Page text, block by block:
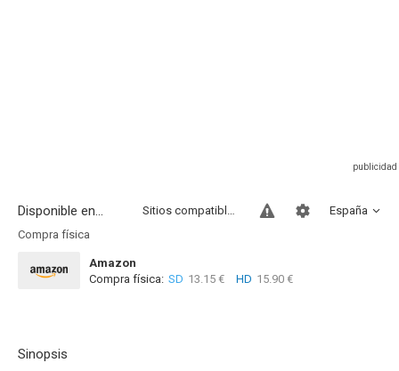
Disponible en... España
Sitios compatibles
Compra física
Amazon
Compra física: SD 13.15 € HD 15.90 €
Sinopsis